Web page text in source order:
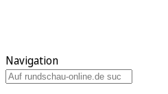
Navigation